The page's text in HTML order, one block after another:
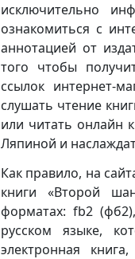
исключительно
ознакомиться с
аннотацией от
того чтобы
ссылок интернет-
слушать чтение
или читать онлайн
Ляпиной и
Как правило, на
книги «Второй
форматах: fb2
русском языке,
электронная